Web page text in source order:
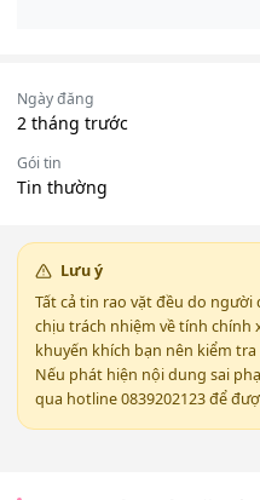
Ngày đăng
2 tháng trước
Gói tin
Tin thường
Lưu ý
Tất cả tin rao vặt đều do
chịu trách nhiệm về tính chính
khuyến khích bạn nên kiểm
Nếu phát hiện nội dung sai
qua hotline 0839202123 để